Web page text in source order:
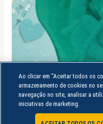
Ao clicar em "Aceitar todos os
armazenamento de cookies no
navegação no site, analisar a
iniciativas de marketing.